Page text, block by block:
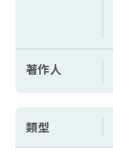
著作人
類型